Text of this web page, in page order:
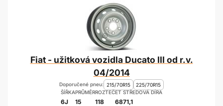
Fiat - užitková vozidla Ducato III od r.v.
04/2014
ŠÍŘKA
6J
PRŮMĚR
15
ROZTEČ
118
ET
68
STŘEDOVÁ DÍRA
71,1
Doporučené pneu: 215/70R15 225/70R15